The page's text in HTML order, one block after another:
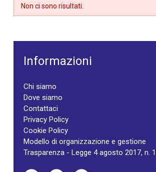
Non ci sono risultati.
Informazioni
Chi siamo
Dove siamo
Contattaci
Privacy Policy
Cookie Policy
Modello di organizzazione e gestione
Trasparenza - Legge 4 agosto 2017, n.